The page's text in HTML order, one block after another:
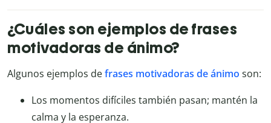
¿Cuáles son ejemplos de frases
motivadoras de ánimo?
Algunos ejemplos defrases motivadoras de ánimo son:
Los momentos difíciles también pasan; mantén la
calma y la esperanza.